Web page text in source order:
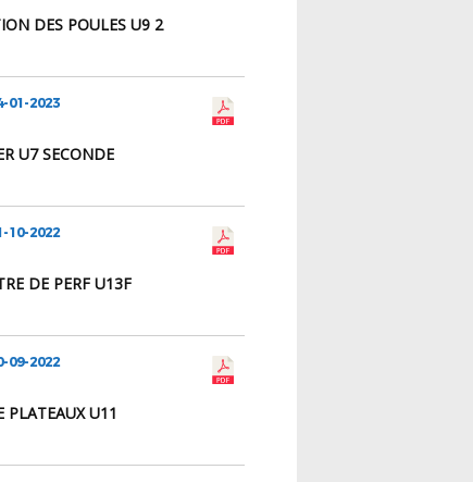
DES POULES U9 2
01-2023
U7 SECONDE
10-2022
DE PERF U13F
09-2022
PLATEAUX U11